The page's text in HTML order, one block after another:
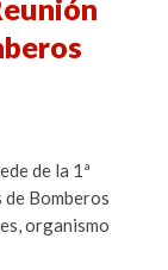
de la 1ª
de Bomberos
organismo